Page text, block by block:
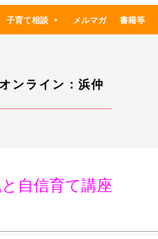
子育て相談 メルマガ 書籍等
ンライン：浜仲
自信育て講座